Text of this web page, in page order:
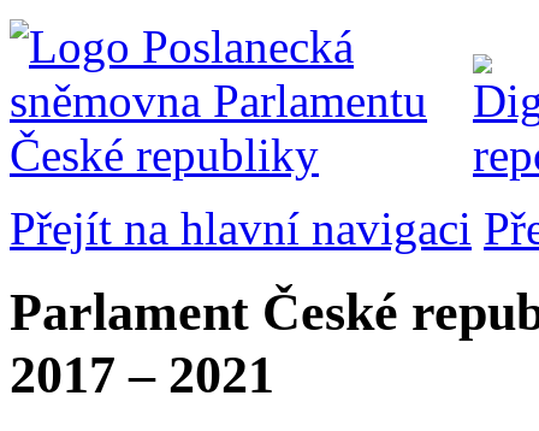
Přejít na hlavní navigaci
Parlament České
2017 – 2021